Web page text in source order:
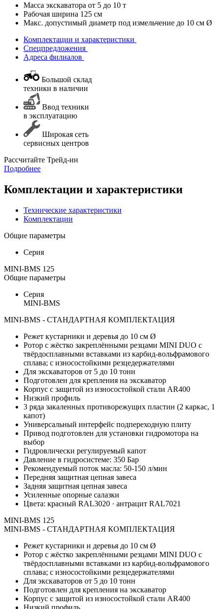
Масса экскаватора от 5 до 10 т
Рабочая ширина 125 см
Макc. допустимый диаметр под измельчение до 10 см Ø
Комплектации и характеристики
Спецпредложения
Адреса филиалов
Большой склад
техники в наличии
Ввод техники
в эксплуатацию
Широкая сеть
сервисных центров
Раcсчитайте Трейд-ин
Подробнее
Комплектации и характеристики
Технические характеристики
Комплектации
Общие параметры
Серия
MINI-BMS 125
Общие параметры
Серия
MINI-BMS
MINI-BMS - СТАНДАРТНАЯ КОМПЛЕКТАЦИЯ
Режет кустарники и деревья до 10 см Ø
Ротор с жёстко закреплёнными резцами MINI DUO с
твёрдосплавными вставками из карбид-вольфрамового
сплава; с износостойкими резцедержателями
Для экскаваторов от 5 до 10 тонн
Подготовлен для крепления на экскаватор
Корпус с защитой из износостойкой стали AR400
Низкий профиль
3 ряда закаленных противорежущих пластин (2 каркас, 1
капот)
Универсальный интерфейс подпереходную плиту
Привод подготовлен для установки гидромотора на
выбор
Гидровлически регулируемый капот
Давление в гидросистеме: 350 Бар
Рекомендуемый поток масла: 50-150 л/мин
Передняя защитная цепная завеса
Задняя защитная цепная завеса
Усиленные опорные салазки
Цвета: красный RAL3020 · антрацит RAL7021
MINI-BMS 125
MINI-BMS - СТАНДАРТНАЯ КОМПЛЕКТАЦИЯ
Режет кустарники и деревья до 10 см Ø
Ротор с жёстко закреплёнными резцами MINI DUO с
твёрдосплавными вставками из карбид-вольфрамового
сплава; с износостойкими резцедержателями
Для экскаваторов от 5 до 10 тонн
Подготовлен для крепления на экскаватор
Корпус с защитой из износостойкой стали AR400
Низкий профиль